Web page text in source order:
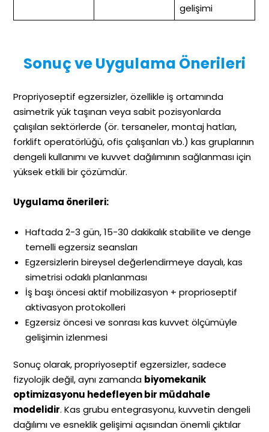
gelişimi
Sonuç ve Uygulama Önerileri
Propriyoseptif egzersizler, özellikle iş ortamında
asimetrik yük taşınan veya sabit pozisyonlarda
çalışılan sektörlerde (ör. tersaneler, montaj hatları,
forklift operatörlüğü, ofis çalışanları vb.) kas gruplarının
dengeli kullanımı ve kuvvet dağılımının sağlanması için
yüksek etkili bir çözümdür.
Uygulama önerileri:
Haftada 2-3 gün, 15-30 dakikalık stabilite ve denge
temelli egzersiz seansları
Egzersizlerin bireysel değerlendirmeye dayalı, kas
simetrisi odaklı planlanması
İş başı öncesi aktif mobilizasyon + proprioseptif
aktivasyon protokolleri
Egzersiz öncesi ve sonrası kas kuvvet ölçümüyle
gelişimin izlenmesi
Sonuç olarak, propriyoseptif egzersizler, sadece
fizyolojik değil, aynı zamanda biyomekanik
optimizasyonu hedefleyen bir müdahale
modelidir. Kas grubu entegrasyonu, kuvvetin dengeli
dağılımı ve esneklik gelişimi açısından önemli çıktılar